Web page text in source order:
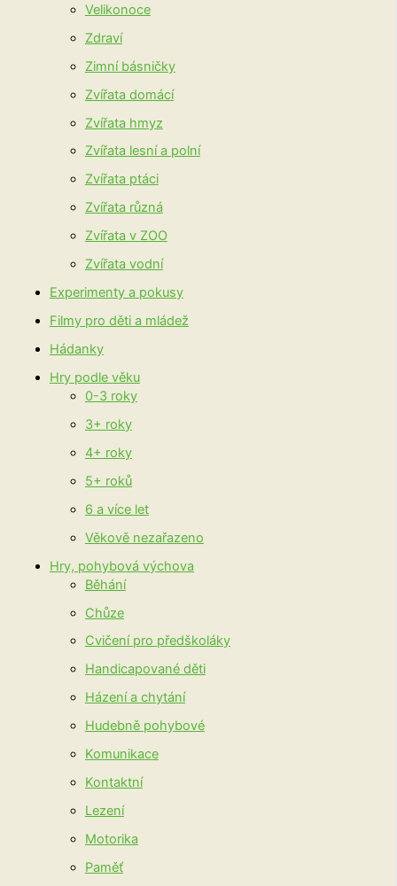
Velikonoce
Zdraví
Zimní básničky
Zvířata domácí
Zvířata hmyz
Zvířata lesní a polní
Zvířata ptáci
Zvířata různá
Zvířata v ZOO
Zvířata vodní
Experimenty a pokusy
Filmy pro děti a mládež
Hádanky
Hry podle věku
0-3 roky
3+ roky
4+ roky
5+ roků
6 a více let
Věkově nezařazeno
Hry, pohybová výchova
Běhání
Chůze
Cvičení pro předškoláky
Handicapované děti
Házení a chytání
Hudebně pohybové
Komunikace
Kontaktní
Lezení
Motorika
Paměť